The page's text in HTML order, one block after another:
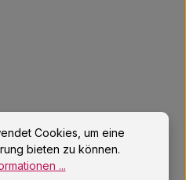
.
Cookies, um eine
bieten zu können.
...